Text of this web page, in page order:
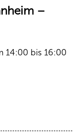
–
14:00 bis 16:00